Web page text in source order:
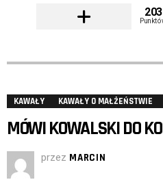
203
KAWAŁY KAWAŁY O MAŁŻEŃSTWIE
MÓWI KOWALSKI DO
przez MARCIN